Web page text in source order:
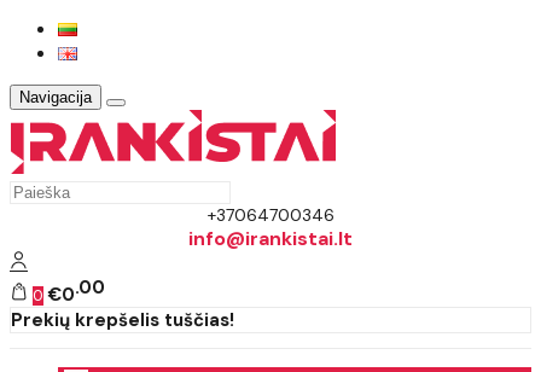
Navigacija
+37064700346
info@irankistai.lt
0 €0 00
Prekių krepšelis tuščias!